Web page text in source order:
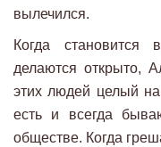
вылечился.
Когда становится
делаются открыто,
этих людей целый
есть и всегда
обществе. Когда